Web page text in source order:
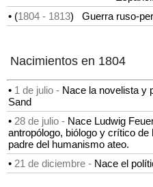
• (1804 - 1813) Guerra ruso-
Nacimientos en 1804
• 1 de julio - Nace la novelista y
Sand
• 28 de julio - Nace Ludwig
antropólogo, biólogo y crítico
padre del humanismo ateo.
• 21 de diciembre - Nace el